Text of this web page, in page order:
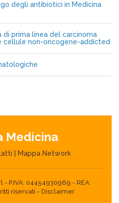
degli antibiotici in Medicina
prima linea del carcinoma
cellule non-oncogene-addicted
Medicina
Mappa Network
- P.IVA: 04454930969 - REA:
riservati - Disclaimer